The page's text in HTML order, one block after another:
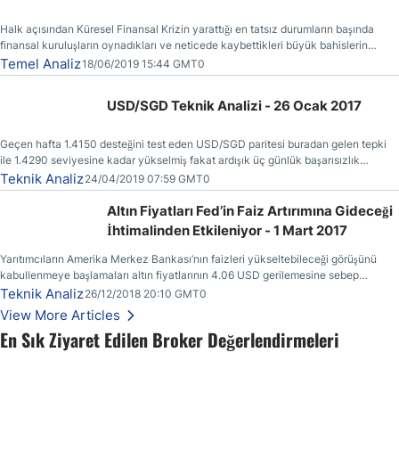
En Sık Ziyaret Edilen Broker Değerlendirmeleri
Halk açısından Küresel Finansal Krizin yarattığı en tatsız durumların başında
finansal kuruluşların oynadıkları ve neticede kaybettikleri büyük bahislerin
faturasının kendilerine (vergi ödeyenlere) kesilmiş olmasıdır.
Temel Analiz18/06/2019 15:44 GMT0
USD/SGD Teknik Analizi - 26 Ocak 2017
Geçen hafta 1.4150 desteğini test eden USD/SGD paritesi buradan gelen tepki
ile 1.4290 seviyesine kadar yükselmiş fakat ardışık üç günlük başarısızlık
ertesinde yönünü yeniden aşağı çevirmiştir.
Teknik Analiz24/04/2019 07:59 GMT0
Altın Fiyatları Fed’in Faiz Artırımına Gideceği
İhtimalinden Etkileniyor - 1 Mart 2017
Yarıtımcıların Amerika Merkez Bankası’nın faizleri yükseltebileceği görüşünü
kabullenmeye başlamaları altın fiyatlarının 4.06 USD gerilemesine sebep
olmuştur.
Teknik Analiz26/12/2018 20:10 GMT0
View More Articles